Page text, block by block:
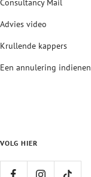
Consultancy Mail
Advies video
Krullende kappers
Een annulering indienen
VOLG HIER